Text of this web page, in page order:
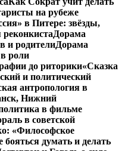
на рубеже
в Питере: звёзды,
реконкистаДорама
и родителиДорама
роли
до риторики«Сказка
и политический
антропология в
Нижний
в фильме
в советской
«Философское
бояться думать и делать